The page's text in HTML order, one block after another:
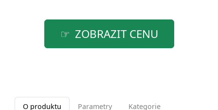
ZOBRAZIT CENU
O produktu Parametry Kategorie